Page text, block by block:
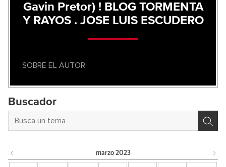
Gavin Pretor) ! BLOG TORMENTA
Y RAYOS . JOSE LUIS ESCUDERO
SOBRE EL AUTOR
Buscador
marzo 2023